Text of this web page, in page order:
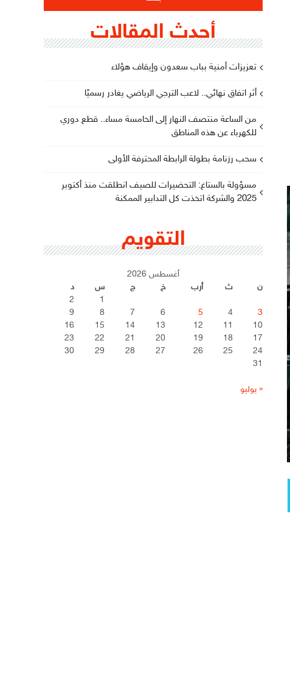
أحدث المقالات
تعزيزات أمنية بباب سعدون وإيقاف هؤلاء
أثر اتفاق نهائي.. لاعب الترجي الرياضي يغادر رسميًا
من الساعة منتصف النهار إلى الخامسة مساء.. قطع دوري
للكهرباء عن هذه المناطق
سحب رزنامة بطولة الرابطة المحترفة الأولى
مسؤولة بالستاغ: التحضيرات للصيف انطلقت منذ أكتوبر
2025 والشركة اتخذت كل التدابير الممكنة
التقويم
أغسطس 2026
ن
ث أرب خ ج س
د
1
2
3
4
5
6
7
8
9
10
11
12
13
14
15
16
17
18
19
20
21
22
23
24
25
26
27
28
29
30
31
« يوليو